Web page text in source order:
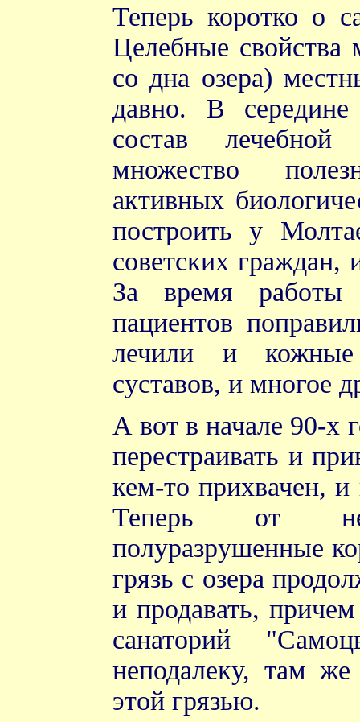
Теперь коротко о
Целебные свойства
со дна озера)
давно. В
состав
множество
активных
построить у
советских
За время работы
пациентов
лечили и кожные
суставов, и многое
А вот в начале 90-х
перестраивать и
кем-то прихвачен,
Теперь от
полуразрушенные
грязь с озера
и продавать,
санаторий
неподалеку, там
этой грязью.